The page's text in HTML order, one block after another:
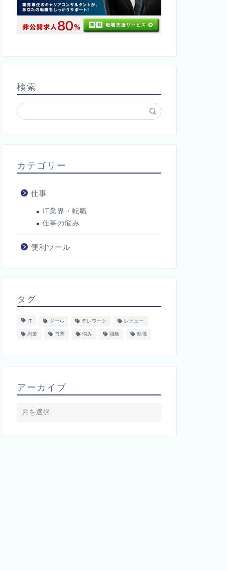
検索
カテゴリー
仕事
IT業界・転職
仕事の悩み
便利ツール
タグ
IT ツール テレワーク レビュー
副業 営業 悩み 職種 転職
アーカイブ